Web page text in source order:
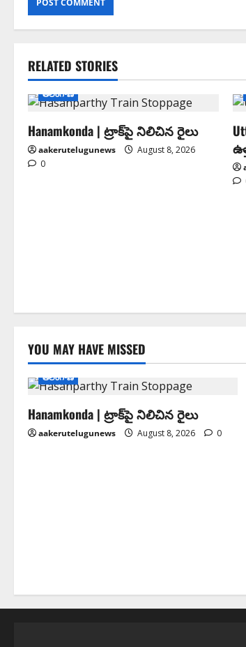
RELATED STORIES
తెలంగాణ
Hanamkonda | ట్రాక్‌పై నిలిచిన రైలు
aakerutelugunews
August 8, 2026
0
YOU MAY HAVE MISSED
తెలంగాణ
Hanamkonda | ట్రాక్‌పై నిలిచిన రైలు
aakerutelugunews August 8, 2026 0